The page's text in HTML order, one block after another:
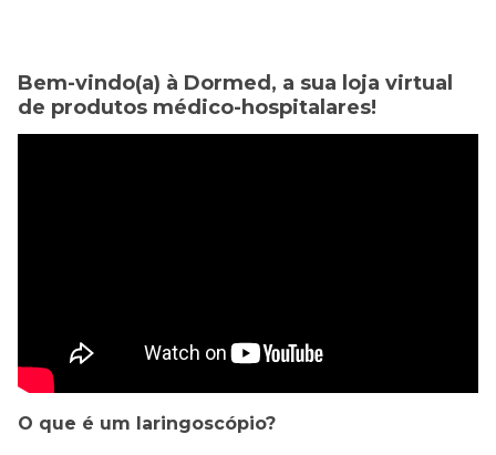
Bem-vindo(a) à Dormed, a sua loja virtual
de produtos médico-hospitalares!
O que é um laringoscópio?